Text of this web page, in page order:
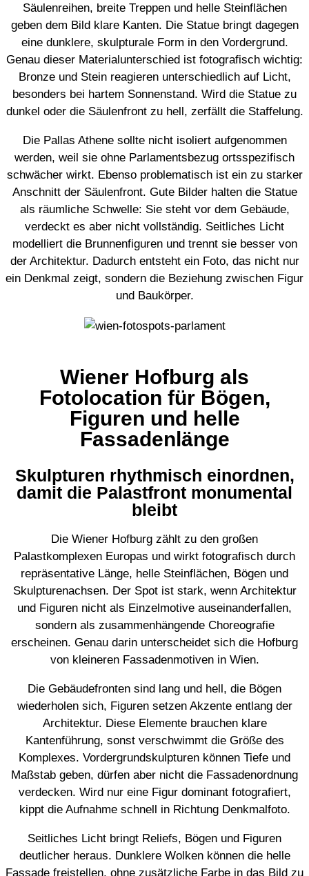
Säulenreihen, breite Treppen und helle Steinflächen
geben dem Bild klare Kanten. Die Statue bringt dagegen
eine dunklere, skulpturale Form in den Vordergrund.
Genau dieser Materialunterschied ist fotografisch wichtig:
Bronze und Stein reagieren unterschiedlich auf Licht,
besonders bei hartem Sonnenstand. Wird die Statue zu
dunkel oder die Säulenfront zu hell, zerfällt die Staffelung.
Die Pallas Athene sollte nicht isoliert aufgenommen
werden, weil sie ohne Parlamentsbezug ortsspezifisch
schwächer wirkt. Ebenso problematisch ist ein zu starker
Anschnitt der Säulenfront. Gute Bilder halten die Statue
als räumliche Schwelle: Sie steht vor dem Gebäude,
verdeckt es aber nicht vollständig. Seitliches Licht
modelliert die Brunnenfiguren und trennt sie besser von
der Architektur. Dadurch entsteht ein Foto, das nicht nur
ein Denkmal zeigt, sondern die Beziehung zwischen Figur
und Baukörper.
Wiener Hofburg als
Fotolocation für Bögen,
Figuren und helle
Fassadenlänge
Skulpturen rhythmisch einordnen,
damit die Palastfront monumental
bleibt
Die Wiener Hofburg zählt zu den großen
Palastkomplexen Europas und wirkt fotografisch durch
repräsentative Länge, helle Steinflächen, Bögen und
Skulpturenachsen. Der Spot ist stark, wenn Architektur
und Figuren nicht als Einzelmotive auseinanderfallen,
sondern als zusammenhängende Choreografie
erscheinen. Genau darin unterscheidet sich die Hofburg
von kleineren Fassadenmotiven in Wien.
Die Gebäudefronten sind lang und hell, die Bögen
wiederholen sich, Figuren setzen Akzente entlang der
Architektur. Diese Elemente brauchen klare
Kantenführung, sonst verschwimmt die Größe des
Komplexes. Vordergrundskulpturen können Tiefe und
Maßstab geben, dürfen aber nicht die Fassadenordnung
verdecken. Wird nur eine Figur dominant fotografiert,
kippt die Aufnahme schnell in Richtung Denkmalfoto.
Seitliches Licht bringt Reliefs, Bögen und Figuren
deutlicher heraus. Dunklere Wolken können die helle
Fassade freistellen, ohne zusätzliche Farbe in das Bild zu